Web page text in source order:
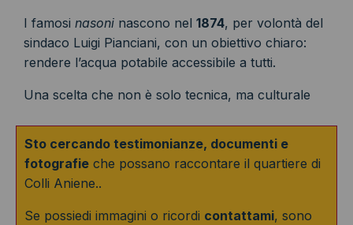
I famosi nasoni nascono nel 1874, per volontà del
sindaco Luigi Pianciani, con un obiettivo chiaro:
rendere l’acqua potabile accessibile a tutti.
Una scelta che non è solo tecnica, ma culturale
Sto cercando testimonianze, documenti e
fotografie che possano raccontare il quartiere di
Colli Aniene..
Se possiedi immagini o ricordi contattami, sono